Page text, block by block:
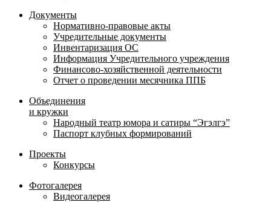
Документы
Нормативно-правовые акты
Учредительные документы
Инвентаризация ОС
Информация Учредительного учреждения
Финансово-хозяйственной деятельности
Отчет о проведении месячника ППБ
Объединения
и кружки
Народный театр юмора и сатиры “Эгэлгэ”
Паспорт клубных формирований
Проекты
Конкурсы
Фотогалерея
Видеогалерея